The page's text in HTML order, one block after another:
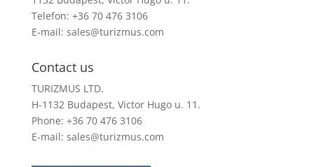
Telefon: +36 70 476 3106
E-mail: sales@turizmus.com
Contact us
TURIZMUS LTD.
H-1132 Budapest, Victor Hugo u. 11.
Phone: +36 70 476 3106
E-mail: sales@turizmus.com